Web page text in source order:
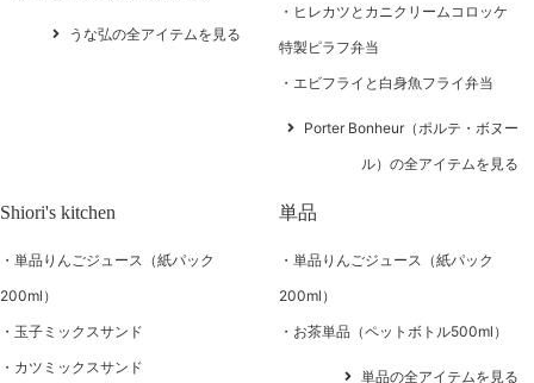
うな弘の全アイテムを見る
ヒレカツとカニクリームコロッケ
特製ピラフ弁当
エビフライと白身魚フライ弁当
Porter Bonheur（ポルテ・ボヌー
ル）の全アイテムを見る
Shiori's kitchen
単品りんごジュース（紙パック
200ml）
玉子ミックスサンド
カツミックスサンド
単品
単品りんごジュース（紙パック
200ml）
お茶単品（ペットボトル500ml）
単品の全アイテムを見る